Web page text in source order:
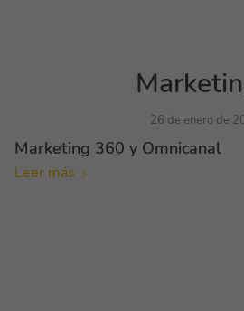
26 de enero de
Marketing 360 y Omnicanal
Leer más